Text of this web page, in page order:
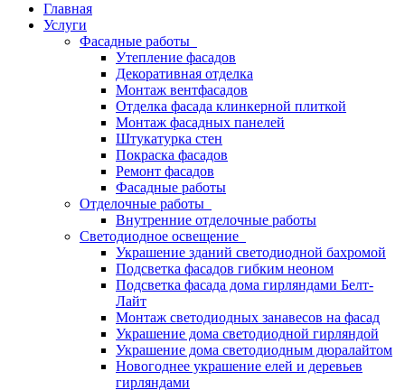
Главная
Услуги
Фасадные работы
Утепление фасадов
Декоративная отделка
Монтаж вентфасадов
Отделка фасада клинкерной плиткой
Монтаж фасадных панелей
Штукатурка стен
Покраска фасадов
Ремонт фасадов
Фасадные работы
Отделочные работы
Внутренние отделочные работы
Светодиодное освещение
Украшение зданий светодиодной бахромой
Подсветка фасадов гибким неоном
Подсветка фасада дома гирляндами Белт-
Лайт
Монтаж светодиодных занавесов на фасад
Украшение дома светодиодной гирляндой
Украшение дома светодиодным дюралайтом
Новогоднее украшение елей и деревьев
гирляндами